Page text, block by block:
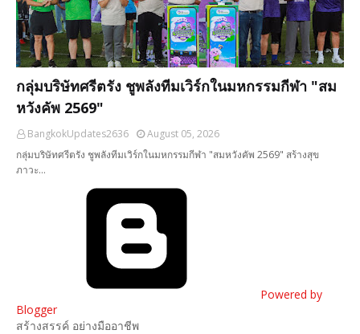
กลุ่มบริษัทศรีตรัง ชูพลังทีมเวิร์กในมหกรรมกีฬา "สม
หวังคัพ 2569"
BangkokUpdates2636
August 05, 2026
กลุ่มบริษัทศรีตรัง ชูพลังทีมเวิร์กในมหกรรมกีฬา "สมหวังคัพ 2569" สร้างสุข
ภาวะ…
Powered by
Blogger
สร้างสรรค์ อย่างมืออาชีพ